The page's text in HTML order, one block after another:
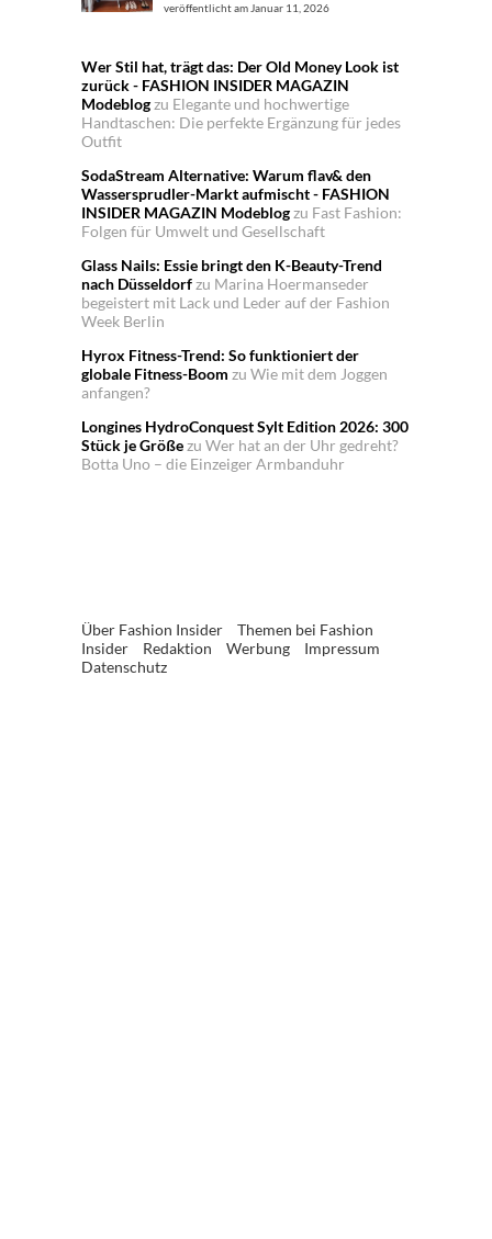
veröffentlicht am Januar 11, 2026
Wer Stil hat, trägt das: Der Old Money Look ist
zurück - FASHION INSIDER MAGAZIN
Modeblogzu Elegante und hochwertige
Handtaschen: Die perfekte Ergänzung für jedes
Outfit
SodaStream Alternative: Warum flav& den
Wassersprudler-Markt aufmischt - FASHION
INSIDER MAGAZIN Modeblogzu Fast Fashion:
Folgen für Umwelt und Gesellschaft
Glass Nails: Essie bringt den K-Beauty-Trend
nach Düsseldorfzu Marina Hoermanseder
begeistert mit Lack und Leder auf der Fashion
Week Berlin
Hyrox Fitness-Trend: So funktioniert der
globale Fitness-Boom zu Wie mit dem Joggen
anfangen?
Longines HydroConquest Sylt Edition 2026: 300
Stück je Größezu Wer hat an der Uhr gedreht?
Botta Uno – die Einzeiger Armbanduhr
Über Fashion Insider
Themen bei Fashion
Insider
Redaktion Werbung
Impressum
Datenschutz